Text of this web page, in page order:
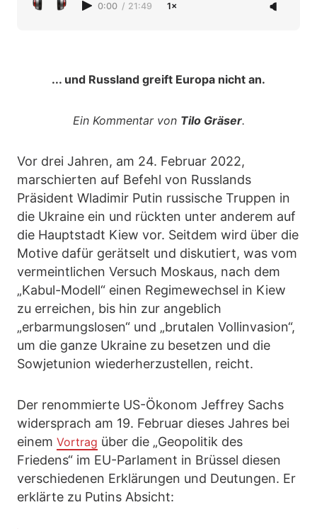
0:00 / 21:49 1×
... und Russland greift Europa nicht an.
Ein Kommentar von Tilo Gräser.
Vor drei Jahren, am 24. Februar 2022,
marschierten auf Befehl von Russlands
Präsident Wladimir Putin russische Truppen in
die Ukraine ein und rückten unter anderem auf
die Hauptstadt Kiew vor. Seitdem wird über die
Motive dafür gerätselt und diskutiert, was vom
vermeintlichen Versuch Moskaus, nach dem
„Kabul-Modell“ einen Regimewechsel in Kiew
zu erreichen, bis hin zur angeblich
„erbarmungslosen“ und „brutalen Vollinvasion“,
um die ganze Ukraine zu besetzen und die
Sowjetunion wiederherzustellen, reicht.
Der renommierte US-Ökonom Jeffrey Sachs
widersprach am 19. Februar dieses Jahres bei
einem Vortrag über die „Geopolitik des
Friedens“ im EU-Parlament in Brüssel diesen
verschiedenen Erklärungen und Deutungen. Er
erklärte zu Putins Absicht: